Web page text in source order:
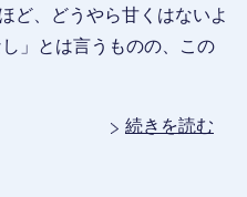
ど、どうやら甘くはないよ
」とは言うものの、この
続きを読む